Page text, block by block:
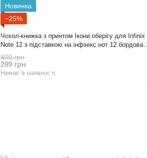
Новинка
−25%
Чохол-книжка з принтом Ікони оберігу для Infinix
Note 12 з підставкою на інфінікс нот 12 бордова
gd1
400 грн
299 грн
Немає в наявності